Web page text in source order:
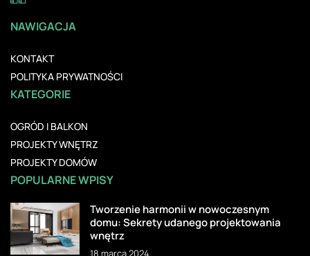
NAWIGACJA
KONTAKT
POLITYKA PRYWATNOŚCI
KATEGORIE
OGRÓD I BALKON
PROJEKTY WNĘTRZ
PROJEKTY DOMÓW
POPULARNE WPISY
Tworzenie harmonii w nowoczesnym
domu: Sekrety udanego projektowania
wnętrz
18 marca 2024